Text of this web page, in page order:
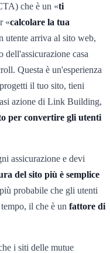
che è un «ti
«calcolare la tua
utente arriva al sito web,
casa
Questa è un'esperienza
il tuo sito, tieni
azione di Link Building,
per convertire gli utenti
assicurazione e devi
del sito più è semplice
probabile che gli utenti
il che è un fattore di
i siti delle mutue